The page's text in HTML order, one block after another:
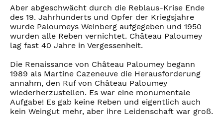
Aber abgeschwächt durch die Reblaus-Krise Ende
des 19. Jahrhunderts und Opfer der Kriegsjahre
wurde Paloumeys Weinberg aufgegeben und 1950
wurden alle Reben vernichtet. Château Paloumey
lag fast 40 Jahre in Vergessenheit.
Die Renaissance von Château Paloumey begann
1989 als Martine Cazeneuve die Herausforderung
annahm, den Ruf von Château Paloumey
wiederherzustellen. Es war eine monumentale
Aufgabe! Es gab keine Reben und eigentlich auch
kein Weingut mehr, aber ihre Leidenschaft war groß.